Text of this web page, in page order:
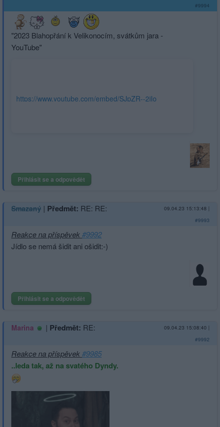
#9994
"2023 Blahopřání k Velikonocím, svátkům jara -
YouTube"
https://www.youtube.com/embed/SJpZR--2jIo
Přihlásit se a odpovědět
Smazaný | Předmět: RE: RE: 09.04.23 15:13:48 |
#9993
Reakce na příspěvek#9992
Jídlo se nemá šidit ani ošidit:-)
Přihlásit se a odpovědět
Marina | Předmět: RE: 09.04.23 15:08:40 |
#9992
Reakce na příspěvek#9985
..leda tak, až na svatého Dyndy.